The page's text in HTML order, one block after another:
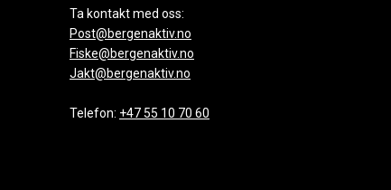
Ta kontakt med oss:
Post@bergenaktiv.no
Fiske@bergenaktiv.no
Jakt@bergenaktiv.no
Telefon: +47 55 10 70 60